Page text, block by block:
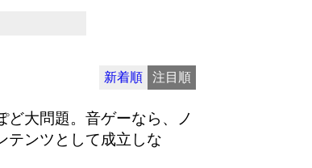
新着順 注目順
ど大問題。音ゲーなら、ノ
テンツとして成立しな